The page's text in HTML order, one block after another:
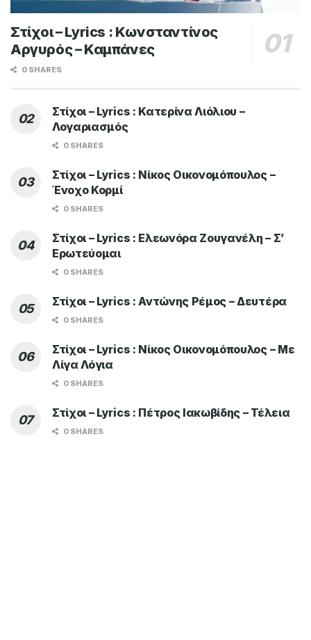
Στίχοι – Lyrics : Κωνσταντίνος
Αργυρός – Καμπάνες
0 SHARES
Στίχοι – Lyrics : Κατερίνα Λιόλιου –
Λογαριασμός
0 SHARES
Στίχοι – Lyrics : Νίκος Οικονομόπουλος –
Ένοχο Κορμί
0 SHARES
Στίχοι – Lyrics : Ελεωνόρα Ζουγανέλη – Σ’
Ερωτεύομαι
0 SHARES
Στίχοι – Lyrics : Αντώνης Ρέμος – Δευτέρα
0 SHARES
Στίχοι – Lyrics : Νίκος Οικονομόπουλος – Με
Λίγα Λόγια
0 SHARES
Στίχοι – Lyrics : Πέτρος Ιακωβίδης – Τέλεια
0 SHARES